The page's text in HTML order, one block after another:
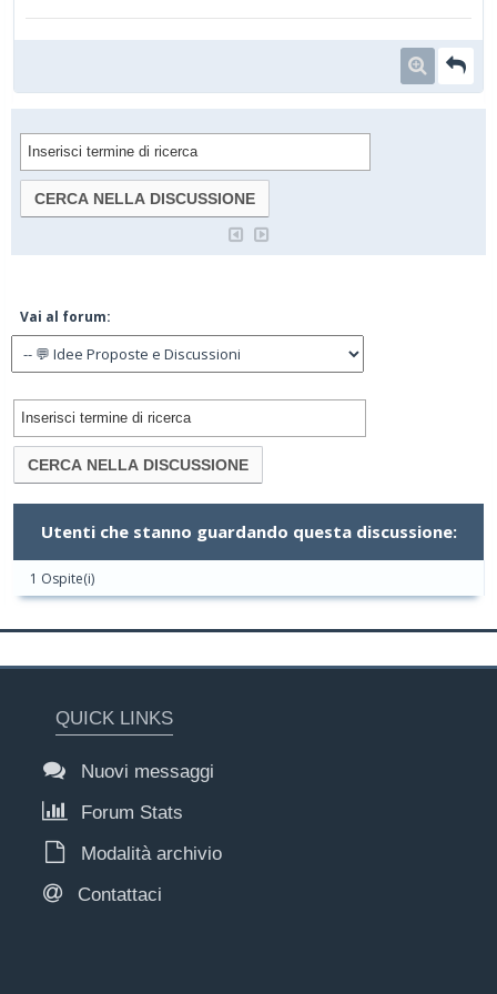
Vai al forum:
Utenti che stanno guardando questa discussione:
1 Ospite(i)
QUICK LINKS
Nuovi messaggi
Forum Stats
Modalità archivio
Contattaci